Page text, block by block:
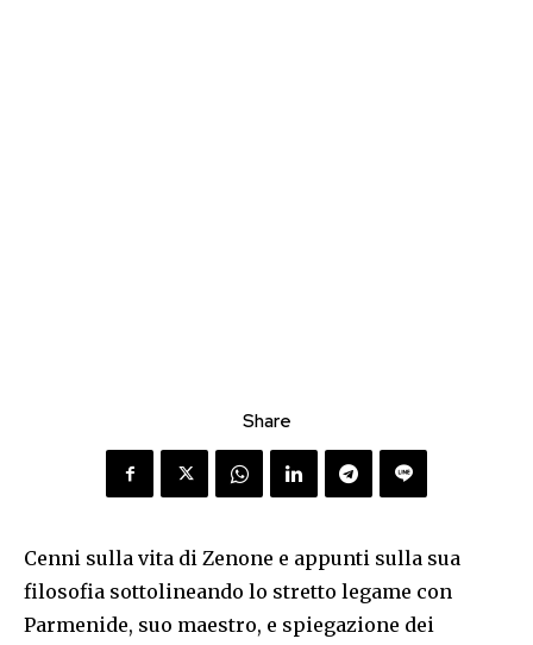
Share
Cenni sulla vita di Zenone e appunti sulla sua
filosofia sottolineando lo stretto legame con
Parmenide, suo maestro, e spiegazione dei